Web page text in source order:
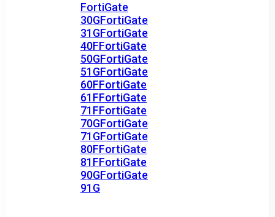
FortiGate
30GFortiGate
31GFortiGate
40FFortiGate
50GFortiGate
51GFortiGate
60FFortiGate
61FFortiGate
71FFortiGate
70GFortiGate
71GFortiGate
80FFortiGate
81FFortiGate
90GFortiGate
91G